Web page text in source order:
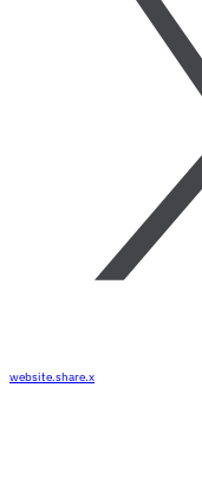
website.share.x